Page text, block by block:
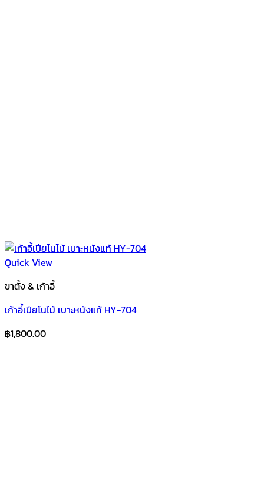
Quick View
ขาตั้ง & เก้าอี้
เก้าอี้เปียโนไม้ เบาะหนังแท้ HY-704
฿1,800.00